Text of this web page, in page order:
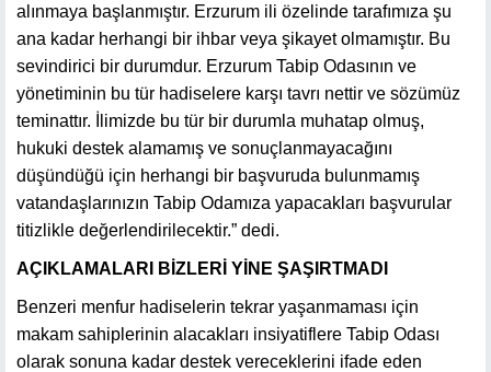
alınmaya başlanmıştır. Erzurum ili özelinde tarafımıza şu
ana kadar herhangi bir ihbar veya şikayet olmamıştır. Bu
sevindirici bir durumdur. Erzurum Tabip Odasının ve
yönetiminin bu tür hadiselere karşı tavrı nettir ve sözümüz
teminattır. İlimizde bu tür bir durumla muhatap olmuş,
hukuki destek alamamış ve sonuçlanmayacağını
düşündüğü için herhangi bir başvuruda bulunmamış
vatandaşlarınızın Tabip Odamıza yapacakları başvurular
titizlikle değerlendirilecektir.” dedi.
AÇIKLAMALARI BİZLERİ YİNE ŞAŞIRTMADI
Benzeri menfur hadiselerin tekrar yaşanmaması için
makam sahiplerinin alacakları insiyatiflere Tabip Odası
olarak sonuna kadar destek vereceklerini ifade eden